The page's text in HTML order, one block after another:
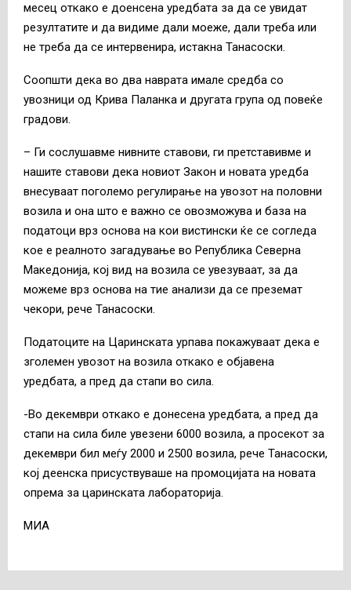
месец откако е доенсена уредбата за да се увидат
резултатите и да видиме дали моеже, дали треба или
не треба да се интервенира, истакна Танасоски.
Соопшти дека во два наврата имале средба со
увозници од Крива Паланка и другата група од повеќе
градови.
– Ги сослушавме нивните ставови, ги претставивме и
нашите ставови дека новиот Закон и новата уредба
внесуваат поголемо регулирање на увозот на половни
возила и она што е важно се овозможува и база на
податоци врз основа на кои вистински ќе се согледа
кое е реалното загадување во Република Северна
Македонија, кој вид на возила се увезуваат, за да
можеме врз основа на тие анализи да се преземат
чекори, рече Танасоски.
Податоците на Царинската урпава покажуваат дека е
зголемен увозот на возила откако е објавена
уредбата, а пред да стапи во сила.
-Во декември откако е донесена уредбата, а пред да
стапи на сила биле увезени 6000 возила, а просекот за
декември бил меѓу 2000 и 2500 возила, рече Танасоски,
кој деенска присуствуваше на промоцијата на новата
опрема за царинската лабораторија.
МИА